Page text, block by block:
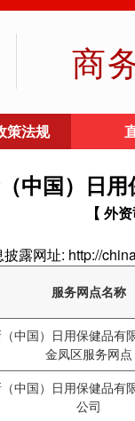
商
策法规
中国）日
【 外
露网址: http://
服务网点名称
中国）日用保健品有
金凤区服务网点
中国）日用保健品有
公司